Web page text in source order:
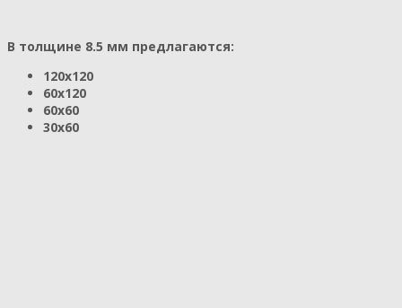
В толщине 8.5 мм предлагаются:
120x120
60x120
60x60
30x60